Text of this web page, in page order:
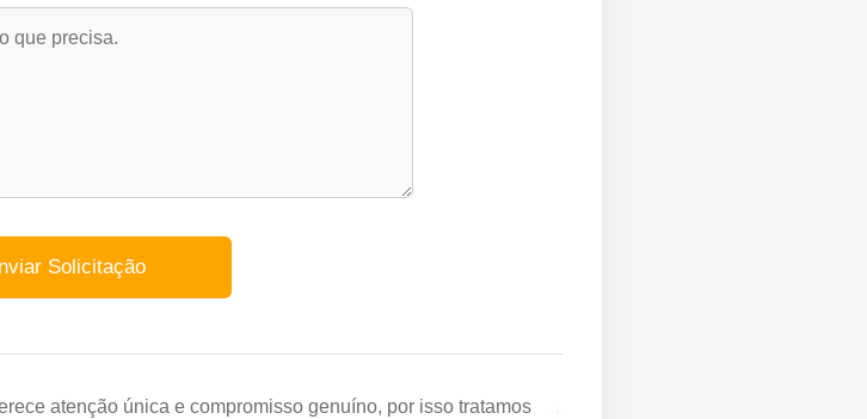
atenção única e compromisso genuíno, por isso tratamos